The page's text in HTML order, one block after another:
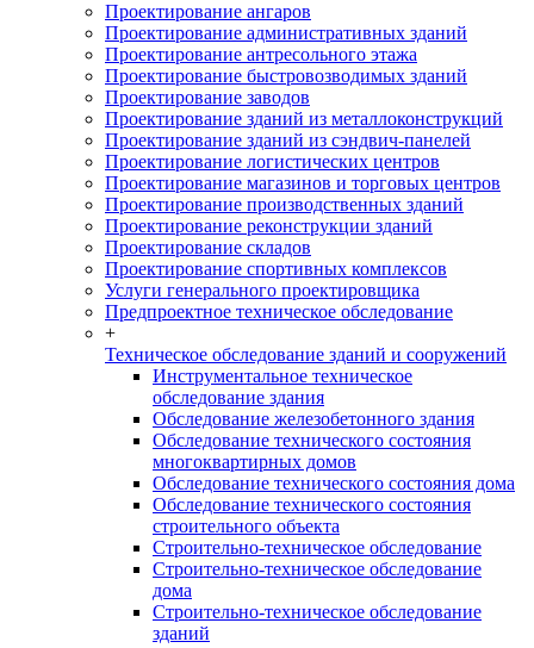
Проектирование ангаров
Проектирование административных зданий
Проектирование антресольного этажа
Проектирование быстровозводимых зданий
Проектирование заводов
Проектирование зданий из металлоконструкций
Проектирование зданий из сэндвич-панелей
Проектирование логистических центров
Проектирование магазинов и торговых центров
Проектирование производственных зданий
Проектирование реконструкции зданий
Проектирование складов
Проектирование спортивных комплексов
Услуги генерального проектировщика
Предпроектное техническое обследование
+
Техническое обследование зданий и сооружений
Инструментальное техническое
обследование здания
Обследование железобетонного здания
Обследование технического состояния
многоквартирных домов
Обследование технического состояния дома
Обследование технического состояния
строительного объекта
Строительно-техническое обследование
Строительно-техническое обследование
дома
Строительно-техническое обследование
зданий